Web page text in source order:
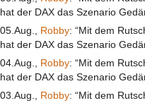
hat der DAX das Szenario
05.Aug., Robby: “Mit dem
hat der DAX das Szenario
04.Aug., Robby: “Mit dem
hat der DAX das Szenario
03.Aug., Robby: “Mit dem